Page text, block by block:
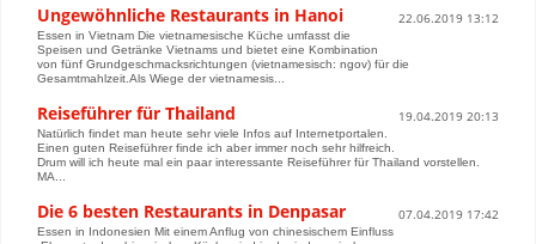
Ungewöhnliche Restaurants in Hanoi 22.06.2019 13:12
Essen in Vietnam Die vietnamesische Küche umfasst die
Speisen und Getränke Vietnams und bietet eine Kombination
von fünf Grundgeschmacksrichtungen (vietnamesisch: ngov) für die
Gesamtmahlzeit.Als Wiege der vietnamesis...
Reiseführer für Thailand 19.04.2019 20:13
Natürlich findet man heute sehr viele Infos auf Internetportalen.
Einen guten Reiseführer finde ich aber immer noch sehr hilfreich.
Drum will ich heute mal ein paar interessante Reiseführer für Thailand vorstellen.
MA...
Die 6 besten Restaurants in Denpasar 07.04.2019 17:42
Essen in Indonesien Mit einem Anflug von chinesischem Einfluss